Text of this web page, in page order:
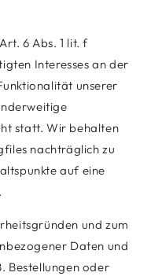
6 Abs. 1 lit. f
Interesses an der
unserer
statt. Wir behalten
nachträglich zu
auf eine
und zum
Daten und
Bestellungen oder